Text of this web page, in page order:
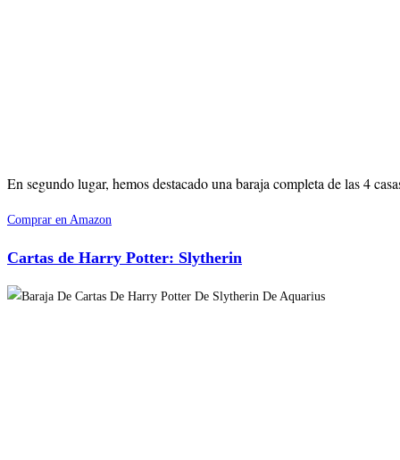
En segundo lugar, hemos destacado una baraja completa de las 4
Comprar en Amazon
Cartas de Harry Potter: Slytherin